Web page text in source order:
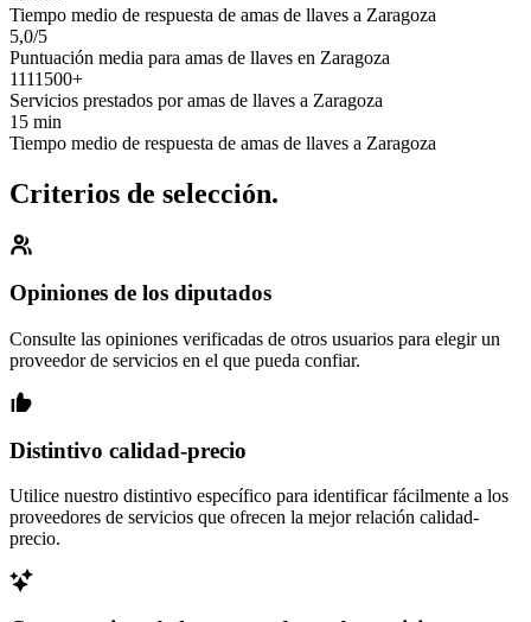
Tiempo medio de respuesta de amas de llaves a Zaragoza
5,0/5
Puntuación media para amas de llaves en Zaragoza
1111500+
Servicios prestados por amas de llaves a Zaragoza
15 min
Tiempo medio de respuesta de amas de llaves a Zaragoza
Criterios de selección.
Opiniones de los diputados
Consulte las opiniones verificadas de otros usuarios para elegir un
proveedor de servicios en el que pueda confiar.
Distintivo calidad-precio
Utilice nuestro distintivo específico para identificar fácilmente a los
proveedores de servicios que ofrecen la mejor relación calidad-
precio.